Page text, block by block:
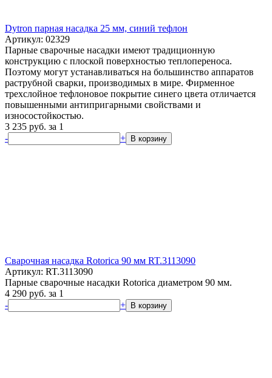
Dytron парная насадка 25 мм, синий тефлон
Артикул: 02329
Парные сварочные насадки имеют традиционную
конструкцию с плоской поверхностью теплопереноса.
Поэтому могут устанавливаться на большинство аппаратов
раструбной сварки, производимых в мире. Фирменное
трехслойное тефлоновое покрытие синего цвета отличается
повышенными антипригарными свойствами и
износостойкостью.
3 235 руб. за 1
-
+ В корзину
Сварочная насадка Rotorica 90 мм RT.3113090
Артикул: RT.3113090
Парные сварочные насадки Rotorica диаметром 90 мм.
4 290 руб. за 1
-
+ В корзину